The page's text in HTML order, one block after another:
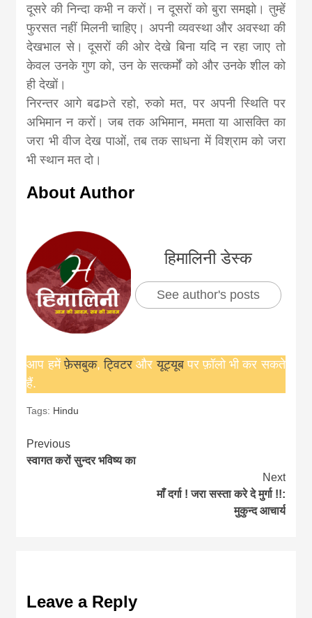
दूसरे की निन्दा कभी न करों। न दूसरों को बुरा समझो। तुम्हें
फुरसत नहीं मिलनी चाहिए। अपनी व्यवस्था और अवस्था की
देखभाल से। दूसरों की ओर देखे बिना यदि न रहा जाए तो
केवल उनके गुण को, उन के सत्कर्मों को और उनके शील को
ही देखों।
निरन्तर आगे बढÞते रहो, रुको मत, पर अपनी स्थिति पर
अभिमान न करों। जब तक अभिमान, ममता या आसक्ति का
जरा भी वीज देख पाओं, तब तक साधना में विश्राम को जरा
भी स्थान मत दो।
About Author
हिमालिनी डेस्क
See author's posts
आप हमेंफ़ेसबुक,ट्विटरऔरयूट्यूबपर फ़ॉलो भी कर सकते
हैं.
Tags: Hindu
Continue
Reading
Previous
स्वागत करों सुन्दर भविष्य का
Next
माँ दर्गा ! जरा सस्ता करे दे मुर्गा !!:
मुकुन्द आचार्य
Leave a Reply